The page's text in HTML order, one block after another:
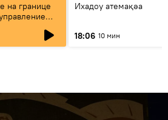
на границе
для
Ихадоу атемақәа
18:06 10 мин